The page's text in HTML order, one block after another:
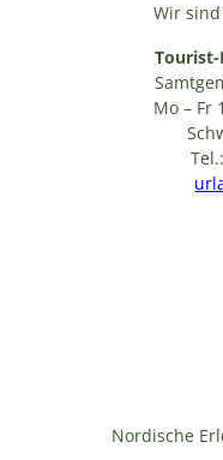
Wir
Mo – Fr
Nordische